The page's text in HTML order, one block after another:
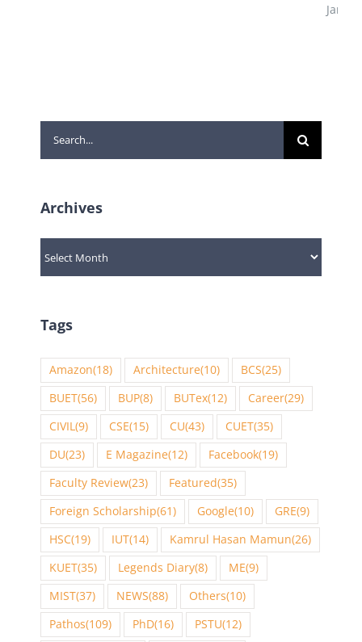
Search
for:
Archives
Archives
Tags
Amazon(18) Architecture(10) BCS(25)
BUET(56) BUP(8) BUTex(12) Career(29)
CIVIL(9) CSE(15) CU(43) CUET(35)
DU(23) E Magazine(12) Facebook(19)
Faculty Review(23) Featured(35)
Foreign Scholarship(61) Google(10) GRE(9)
HSC(19) IUT(14) Kamrul Hasan Mamun(26)
KUET(35) Legends Diary(8) ME(9)
MIST(37) NEWS(88) Others(10)
Pathos(109) PhD(16) PSTU(12)